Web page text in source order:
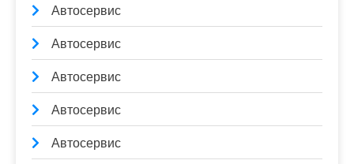
Автосервис
Автосервис
Автосервис
Автосервис
Автосервис